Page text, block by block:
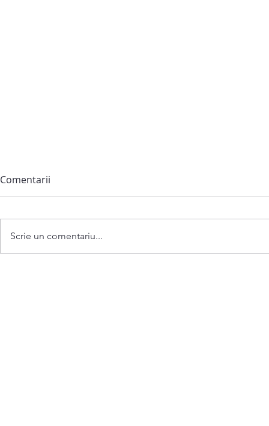
Comentarii
Scrie un comentariu...